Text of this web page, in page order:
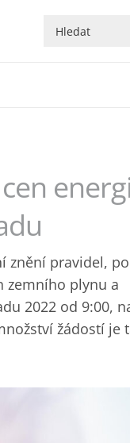
znění pravidel,
zemního plynu a
2022 od 9:00,
žádostí je